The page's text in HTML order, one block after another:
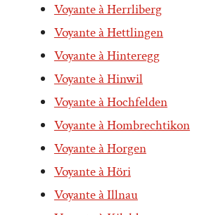
Voyante à Herrliberg
Voyante à Hettlingen
Voyante à Hinteregg
Voyante à Hinwil
Voyante à Hochfelden
Voyante à Hombrechtikon
Voyante à Horgen
Voyante à Höri
Voyante à Illnau